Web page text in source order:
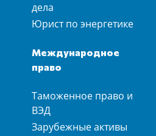
дела
Юрист по энергетике
Международное
право
Таможенное право и
ВЭД
Зарубежные активы